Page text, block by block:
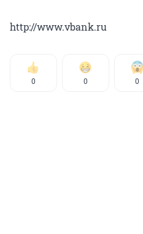
http://www.vbank.ru
0 0 0